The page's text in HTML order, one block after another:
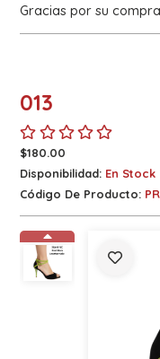
Gracias por su compra
013
$180.00
Disponibilidad: En Stock
Código De Producto: